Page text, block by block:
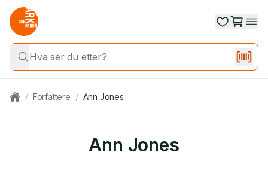
/ Forfattere / Ann Jones
Ann Jones